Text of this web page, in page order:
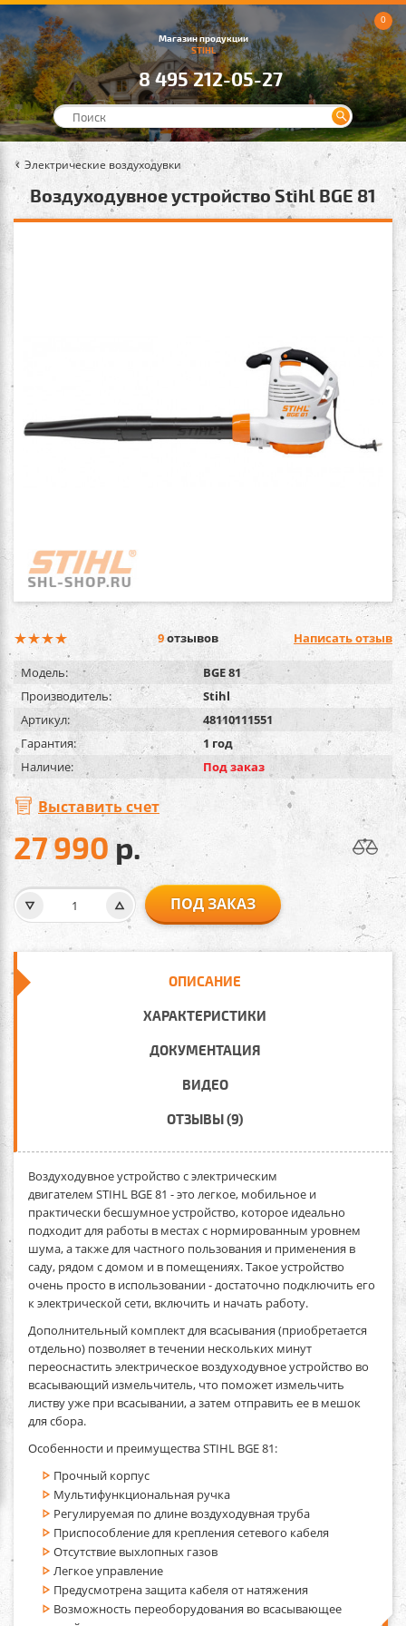
Магазин продукции
STIHL
8 495 212-05-27
0
Электрические воздуходувки
Воздуходувное устройство Stihl BGE 81
9отзывов Написать отзыв
Модель:
BGE 81
Производитель:
Stihl
Артикул:
48110111551
Гарантия:
1 год
Наличие:
Под заказ
Выставить счет
27 990 р.
ПОД ЗАКАЗ
ОПИСАНИЕ
ХАРАКТЕРИСТИКИ
ДОКУМЕНТАЦИЯ
ВИДЕО
ОТЗЫВЫ (9)
Воздуходувное устройство с электрическим
двигателем STIHL BGE 81 -это легкое, мобильное и
практически бесшумное устройство, которое идеально
подходит для работы в местах с нормированным уровнем
шума, а также для частного пользования и применения в
саду, рядом с домом и в помещениях. Такое устройство
очень просто в использовании - достаточно подключить его
к электрической сети, включить и начать работу.
Дополнительный комплект для всасывания (приобретается
отдельно) позволяет в течении нескольких минут
переоснастить электрическое воздуходувное устройство во
всасывающий измельчитель, что поможет измельчить
листву уже при всасывании, а затем отправить ее в мешок
для сбора.
Особенности и преимущества STIHL BGE 81:
Прочный корпус
Мультифункциональная ручка
Регулируемая по длине воздуходувная труба
Приспособление для крепления сетевого кабеля
Отсутствие выхлопных газов
Легкое управление
Предусмотрена защита кабеля от натяжения
Возможность переоборудования во всасывающее